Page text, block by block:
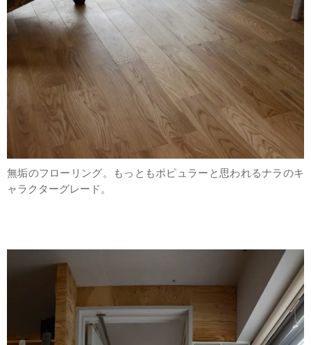
無垢のフローリング。もっともポピュラーと思われるナラのキ
ャラクターグレード。